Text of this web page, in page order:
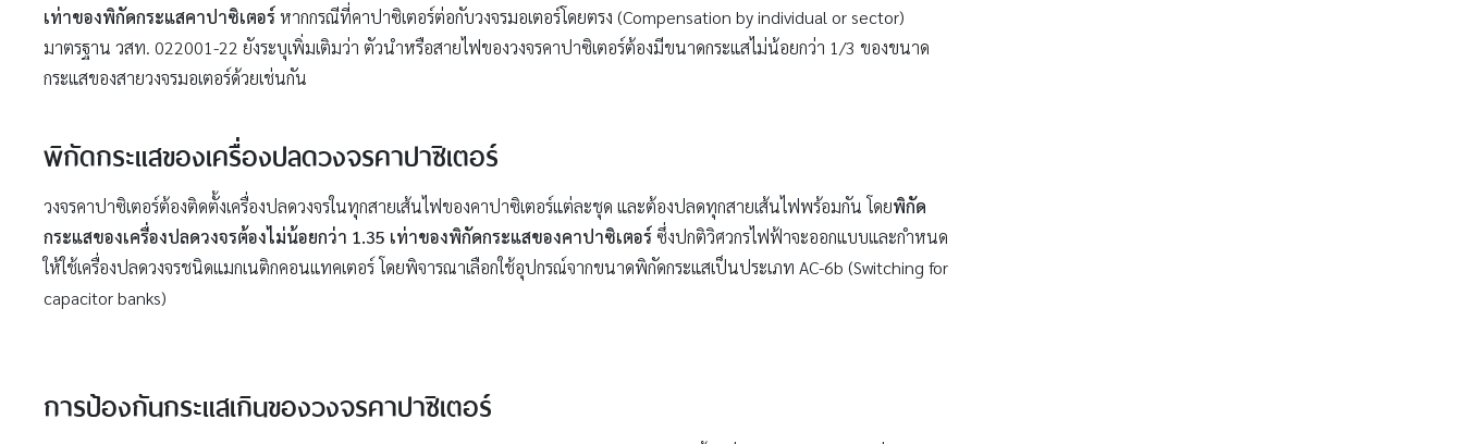
เท่าของพิกัดกระแสคาปาซิเตอร์ หากกรณีที่คาปาซิเตอร์ต่อกับวงจรมอเตอร์โดยตรง (Compensation by individual or sector)
มาตรฐาน วสท. 022001-22 ยังระบุเพิ่มเติมว่า ตัวนำหรือสายไฟของวงจรคาปาซิเตอร์ต้องมีขนาดกระแสไม่น้อยกว่า 1/3 ของขนาด
กระแสของสายวงจรมอเตอร์ด้วยเช่นกัน
พิกัดกระแสของเครื่องปลดวงจรคาปาซิเตอร์
วงจรคาปาซิเตอร์ต้องติดตั้งเครื่องปลดวงจรในทุกสายเส้นไฟของคาปาซิเตอร์แต่ละชุด และต้องปลดทุกสายเส้นไฟพร้อมกัน โดยพิกัด
กระแสของเครื่องปลดวงจรต้องไม่น้อยกว่า 1.35 เท่าของพิกัดกระแสของคาปาซิเตอร์ ซึ่งปกติวิศวกรไฟฟ้าจะออกแบบและกำหนด
ให้ใช้เครื่องปลดวงจรชนิดแมกเนติกคอนแทคเตอร์ โดยพิจารณาเลือกใช้อุปกรณ์จากขนาดพิกัดกระแสเป็นประเภท AC-6b (Switching for
capacitor banks)
การป้องกันกระแสเกินของวงจรคาปาซิเตอร์